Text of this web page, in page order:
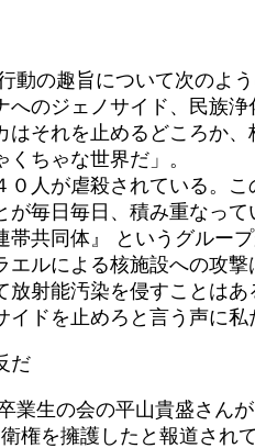
の趣旨について次のよう
のジェノサイド、民族
はそれを止めるどころか
ちゃな世界だ」。
人が虐殺されている。
が毎日毎日、積み重なっ
共同体』 というグルー
エルによる核施設への攻
放射能汚染を侵すことは
ドを止めろと言う声に私
だ
生の会の平山貴盛さんが
権を擁護したと報道され